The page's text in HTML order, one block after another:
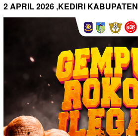
2 APRIL 2026 ,KEDIRI KABUPATEN